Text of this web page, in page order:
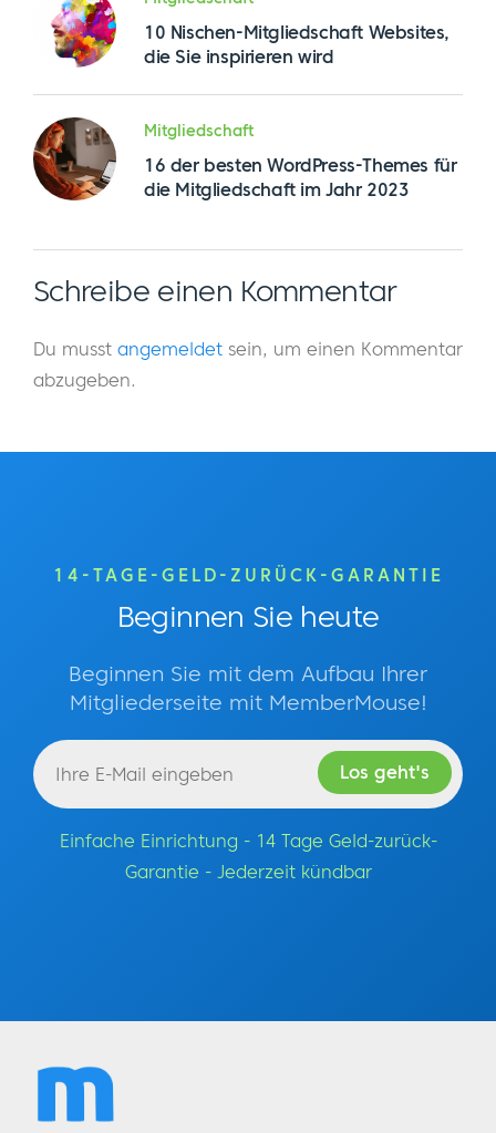
10 Nischen-Mitgliedschaft Websites,
die Sie inspirieren wird
Mitgliedschaft
16 der besten WordPress-Themes für
die Mitgliedschaft im Jahr 2023
Schreibe einen Kommentar
Du musst angemeldet sein, um einen Kommentar
abzugeben.
14-TAGE-GELD-ZURÜCK-GARANTIE
Beginnen Sie heute
Beginnen Sie mit dem Aufbau Ihrer
Mitgliederseite mit MemberMouse!
Einfache Einrichtung - 14 Tage Geld-zurück-
Garantie - Jederzeit kündbar